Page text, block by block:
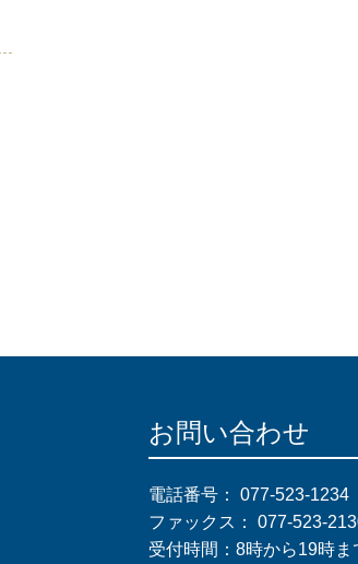
お問い合わせ
電話番号： 077-523-1234
ファックス： 077-523-
受付時間：8時から19時ま